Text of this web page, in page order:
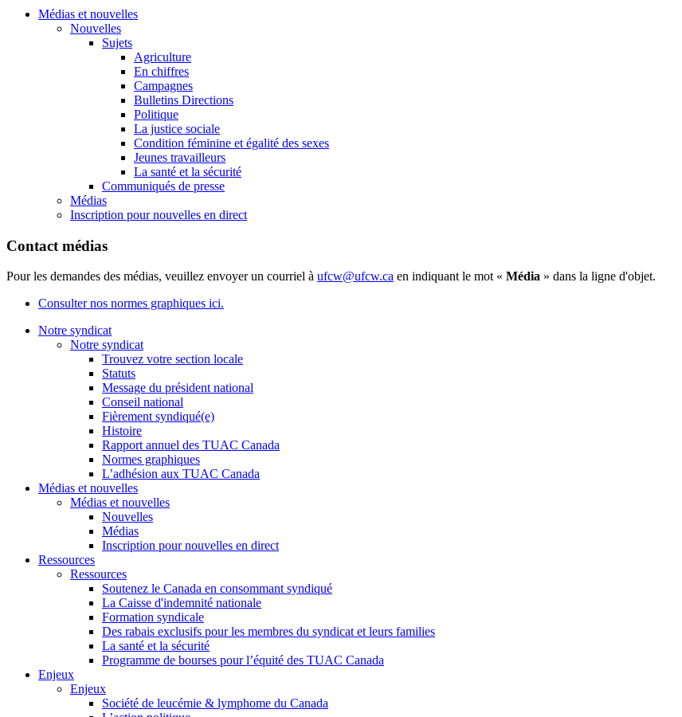
Médias et nouvelles
Nouvelles
Sujets
Agriculture
En chiffres
Campagnes
Bulletins Directions
Politique
La justice sociale
Condition féminine et égalité des sexes
Jeunes travailleurs
La santé et la sécurité
Communiqués de presse
Médias
Inscription pour nouvelles en direct
Contact médias
Pour les demandes des médias, veuillez envoyer un courriel à ufcw@ufcw.ca en indiquant le mot « Média » dans la ligne d'objet.
Consulter nos normes graphiques ici.
Notre syndicat
Notre syndicat
Trouvez votre section locale
Statuts
Message du président national
Conseil national
Fièrement syndiqué(e)
Histoire
Rapport annuel des TUAC Canada
Normes graphiques
L’adhésion aux TUAC Canada
Médias et nouvelles
Médias et nouvelles
Nouvelles
Médias
Inscription pour nouvelles en direct
Ressources
Ressources
Soutenez le Canada en consommant syndiqué
La Caisse d'indemnité nationale
Formation syndicale
Des rabais exclusifs pour les membres du syndicat et leurs families
La santé et la sécurité
Programme de bourses pour l’équité des TUAC Canada
Enjeux
Enjeux
Société de leucémie & lymphome du Canada